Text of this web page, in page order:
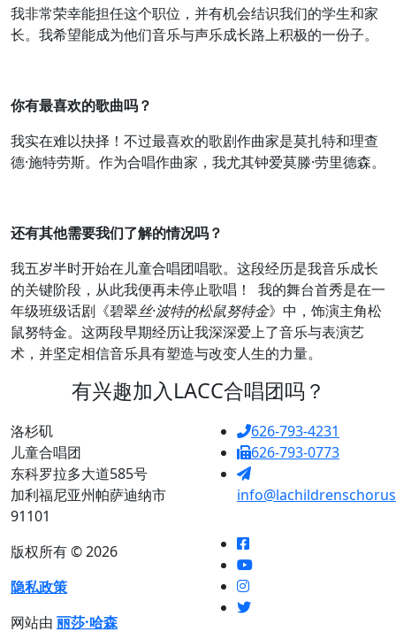
我非常荣幸能担任这个职位，并有机会结识我们的学生和家
长。我希望能成为他们音乐与声乐成长路上积极的一份子。
你有最喜欢的歌曲吗？
我实在难以抉择！不过最喜欢的歌剧作曲家是莫扎特和理查
德·施特劳斯。作为合唱作曲家，我尤其钟爱莫滕·劳里德森。
还有其他需要我们了解的情况吗？
我五岁半时开始在儿童合唱团唱歌。这段经历是我音乐成长
的关键阶段，从此我便再未停止歌唱！ 我的舞台首秀是在一
年级班级话剧《碧翠丝·波特的松鼠努特金》中，饰演主角松
鼠努特金。这两段早期经历让我深深爱上了音乐与表演艺
术，并坚定相信音乐具有塑造与改变人生的力量。
有兴趣加入LACC合唱团吗？
洛杉矶
儿童合唱团
东科罗拉多大道585号
加利福尼亚州帕萨迪纳市
91101
版权所有 © 2026
隐私政策
网站由 丽莎·哈森
626-793-4231
626-793-0773